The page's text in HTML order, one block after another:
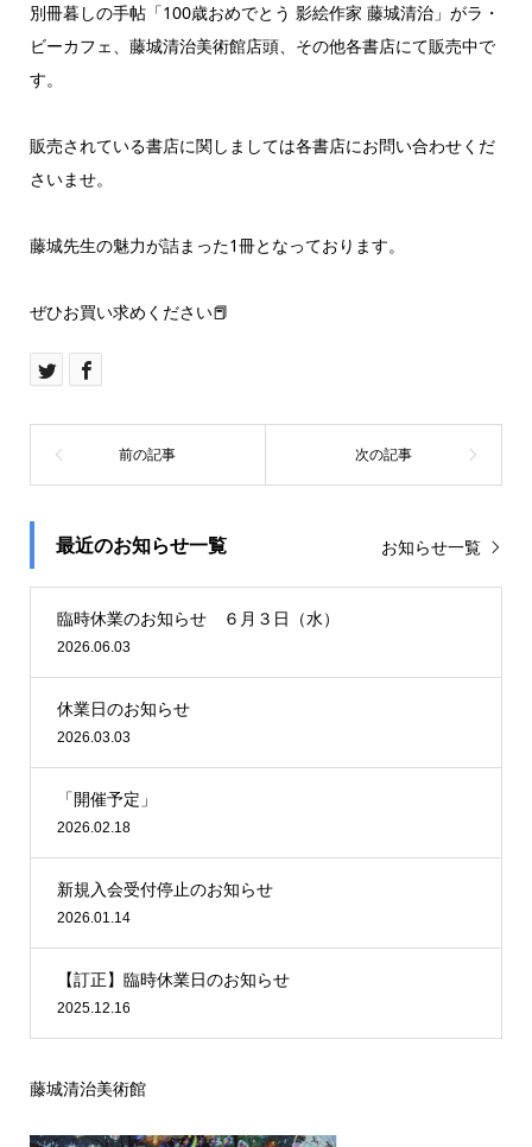
別冊暮しの手帖「100歳おめでとう 影絵作家 藤城清治」がラ・
ビーカフェ、藤城清治美術館店頭、その他各書店にて販売中で
す。
販売されている書店に関しましては各書店にお問い合わせくだ
さいませ。
藤城先生の魅力が詰まった1冊となっております。
ぜひお買い求めください📕
最近のお知らせ一覧 お知らせ一覧
臨時休業のお知らせ ６月３日（水）
2026.06.03
休業日のお知らせ
2026.03.03
「開催予定」
2026.02.18
新規入会受付停止のお知らせ
2026.01.14
【訂正】臨時休業日のお知らせ
2025.12.16
藤城清治美術館